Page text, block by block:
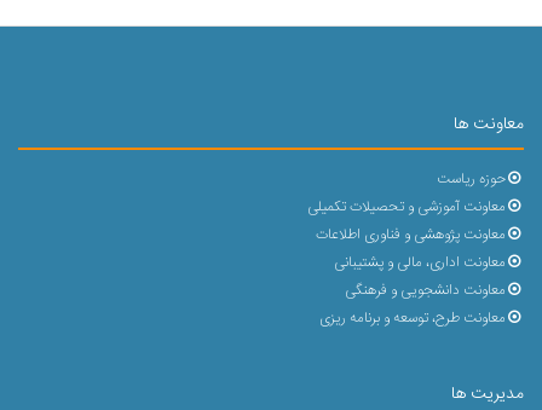
معاونت ها
حوزه ریاست
معاونت آموزشی و تحصیلات تکمیلی
معاونت پژوهشی و فناوری اطلاعات
معاونت اداری، مالی و پشتیبانی
معاونت دانشجویی و فرهنگی
معاونت طرح، توسعه و برنامه ریزی
مدیریت ها